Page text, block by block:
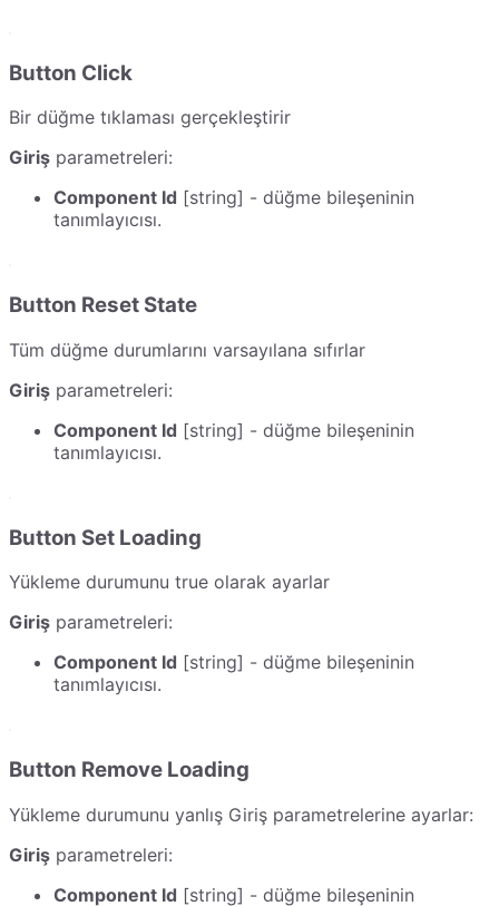
Button Click
Bir düğme tıklaması gerçekleştirir
Giriş parametreleri:
Component Id [string] - düğme bileşeninin
tanımlayıcısı.
Button Reset State
Tüm düğme durumlarını varsayılana sıfırlar
Giriş parametreleri:
Component Id [string] - düğme bileşeninin
tanımlayıcısı.
Button Set Loading
Yükleme durumunu true olarak ayarlar
Giriş parametreleri:
Component Id [string] - düğme bileşeninin
tanımlayıcısı.
Button Remove Loading
Yükleme durumunu yanlış Giriş parametrelerine ayarlar:
Giriş parametreleri:
Component Id [string] - düğme bileşeninin